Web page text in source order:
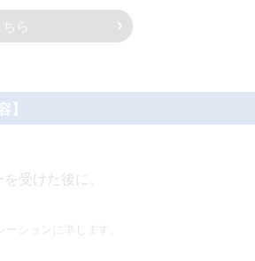
ら
】
受けた後に、
ションに準じます。